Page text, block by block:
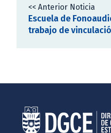
<< Anterior Noticia
Escuela de
trabajo de